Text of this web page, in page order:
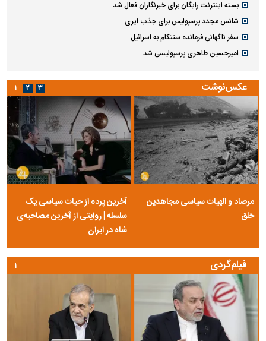
بسته اینترنت رایگان برای خبرنگاران فعال شد
شانس مجدد پرسپولیس برای جذب ایری
سفر ناگهانی فرمانده سنتکام به اسرائیل
امیرحسین طاهری پرسپولیسی شد
عکس‌نوشت
مرصاد و الهیات سیاسی مجاهدین
خلق
آخرین پرده از حیات سیاسی یک
سلسله | روایتی از آخرین مصاحبه‌ی
شاه در ایران
۱ ۲ ۳
فیلم‌گردی ۱